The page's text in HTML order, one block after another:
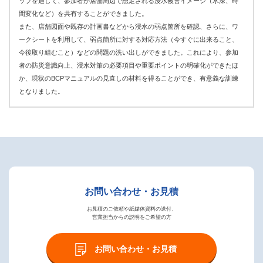
間変化など）を共有することができました。
また、店舗図面や既存の計画書などから浸水の弱点箇所を確認、さらに、ワ
ークシートを利用して、弱点箇所に対する対応方法（今すぐに出来ること、
今後取り組むこと）などの問題の洗い出しができました。これにより、参加
者の防災意識向上、浸水対策の必要項目や重要ポイントの明確化ができたほ
か、現状のBCPマニュアルの見直しの材料を得ることができ、有意義な訓練
となりました。
お問い合わせ・お見積
お見積のご依頼や紙媒体資料の送付、
営業担当からの説明をご希望の方
お問い合わせ・お見積